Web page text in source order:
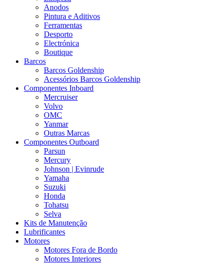
Anodos
Pintura e Aditivos
Ferramentas
Desporto
Electrónica
Boutique
Barcos
Barcos Goldenship
Acessórios Barcos Goldenship
Componentes Inboard
Mercruiser
Volvo
OMC
Yanmar
Outras Marcas
Componentes Outboard
Parsun
Mercury
Johnson | Evinrude
Yamaha
Suzuki
Honda
Tohatsu
Selva
Kits de Manutenção
Lubrificantes
Motores
Motores Fora de Bordo
Motores Interiores